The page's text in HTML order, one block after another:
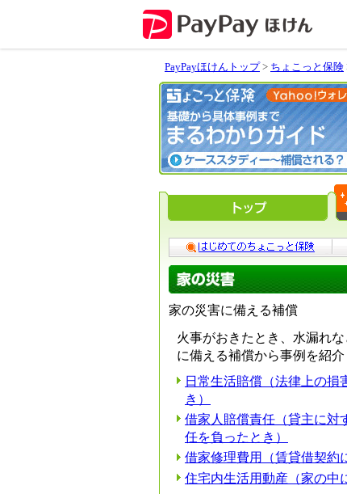
PayPayほけんトップ > ちょこっと保険
家の災害に備える補償
火事がおきたとき、水漏れ
に備える補償から事例を紹介
日常生活賠償（法律上の損
き）
借家人賠償責任（貸主に対
任を負ったとき）
借家修理費用（賃貸借契約
住宅内生活用動産（家の中